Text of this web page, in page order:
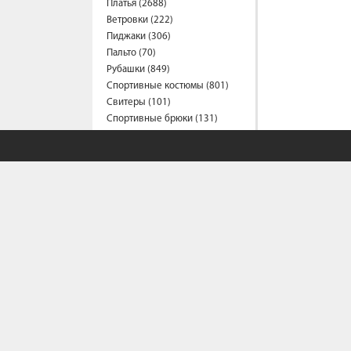
Платья (2688)
Ветровки (222)
Пиджаки (306)
Пальто (70)
Рубашки (849)
Спортивные костюмы (801)
Свитеры (101)
Спортивные брюки (131)